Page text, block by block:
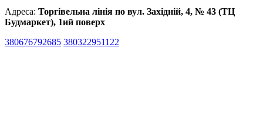
Адреса: Торгівельна лінія по вул. Західній, 4, № 43 (ТЦ
Будмаркет), 1ий поверх
380676792685 380322951122